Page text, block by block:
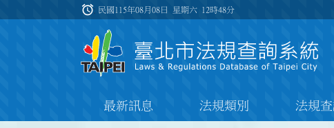
:::
alarm 民國115年08月08日 星期六 12時48分
最新訊息 法規類別 法規